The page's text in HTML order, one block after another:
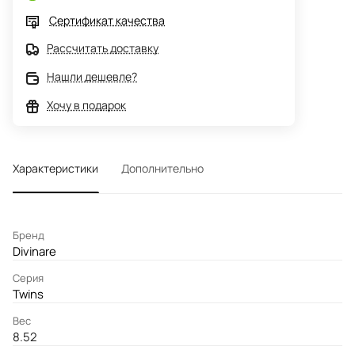
Сертификат качества
Рассчитать доставку
Нашли дешевле?
Хочу в подарок
Характеристики Дополнительно
Бренд
Divinare
Серия
Twins
Вес
8.52